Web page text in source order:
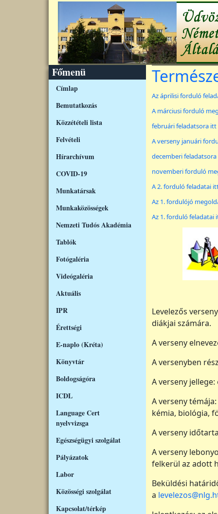
Ugrás a tartalomra
Főmenü
Címlap
Bemutatkozás
Közzétételi lista
Felvételi
Hírarchívum
COVID-19
Munkatársak
Munkaközösségek
Nemzeti Tudós Akadémia
Tablók
Fotógaléria
Videógaléria
Aktuális
IPR
Érettségi
E-naplo (Kréta)
Könyvtár
Boldogságóra
ICDL
Language Cert
nyelvvizsga
Egészségügyi szolgálat
Pályázatok
Labor
Közösségi szolgálat
Kapcsolat/térkép
Az áprilisi forduló
A márciusi forduló
februári feladatsora
A verseny januári
decemberi
novemberi forduló
A 2. forduló feladatai
Az 1. fordulójó
Az 1. forduló
Levelezős
diákjai számára.
A verseny
A versenyben
A verseny
A verseny
kémia, biológia,
A verseny
A verseny
felkerül az adott
Beküldési
a